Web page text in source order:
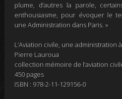
plume, d’autres la parole,
enthousiasme, pour évoquer le
une Administration dans Paris. »
L’Aviation civile, une administration
Pierre Lauroua
collection mémoire de l’aviation
450 pages
ISBN : 978-2-11-129156-0